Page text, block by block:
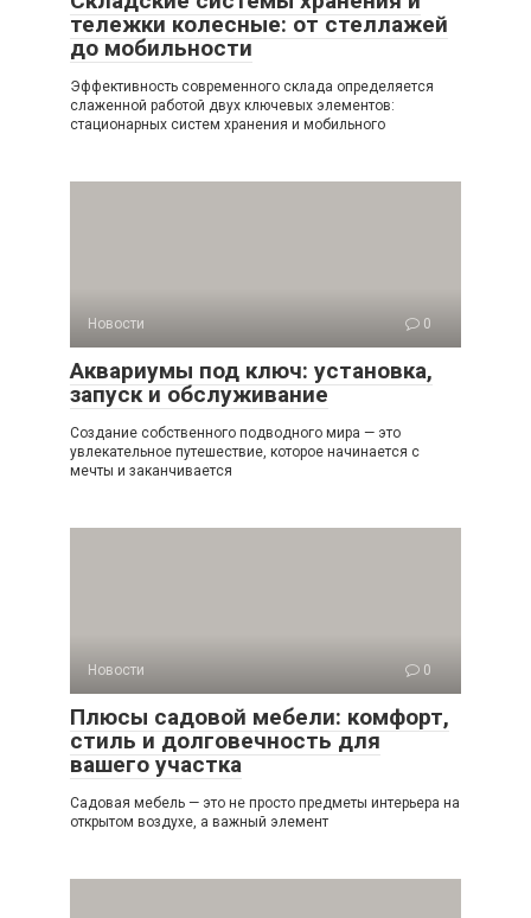
тележки колесные: от стеллажей
до мобильности
Эффективность современного склада определяется
слаженной работой двух ключевых элементов:
стационарных систем хранения и мобильного
Новости 0
Аквариумы под ключ: установка,
запуск и обслуживание
Создание собственного подводного мира — это
увлекательное путешествие, которое начинается с
мечты и заканчивается
Новости 0
Плюсы садовой мебели: комфорт,
стиль и долговечность для
вашего участка
Садовая мебель — это не просто предметы интерьера на
открытом воздухе, а важный элемент